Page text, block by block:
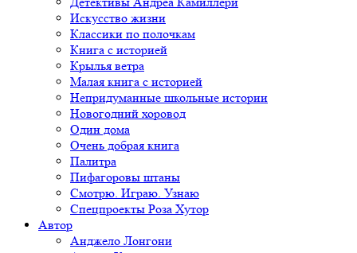
Искусство жизни
Классики по полочкам
Книга с историей
Крылья ветра
Малая книга с историей
Непридуманные школьные истории
Новогодний хоровод
Один дома
Очень добрая книга
Палитра
Пифагоровы штаны
Смотрю. Играю. Узнаю
Спецпроекты Роза Хутор
Автор
Анджело Лонгони